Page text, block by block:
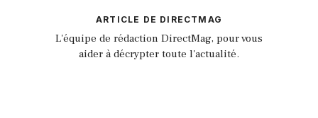
ARTICLE DE DIRECTMAG
L'équipe de rédaction DirectMag, pour vous
aider à décrypter toute l'actualité.